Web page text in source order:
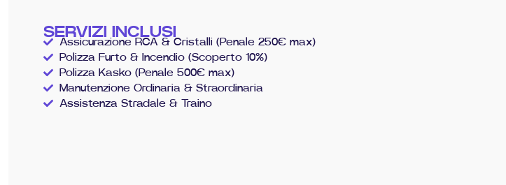
SERVIZI INCLUSI
Assicurazione RCA & Cristalli (Penale 250€ max)
Polizza Furto & Incendio (Scoperto 10%)
Polizza Kasko (Penale 500€ max)
Manutenzione Ordinaria & Straordinaria
Assistenza Stradale & Traino